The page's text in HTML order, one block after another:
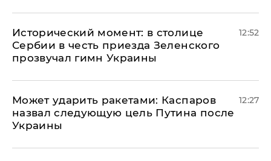
Исторический момент: в столице
Сербии в честь приезда Зеленского
прозвучал гимн Украины
12:52
Может ударить ракетами: Каспаров
назвал следующую цель Путина после
Украины
12:27